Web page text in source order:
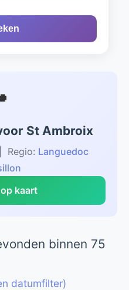
St Ambroix
Regio: Languedoc
kaart
binnen 75
datumfilter)